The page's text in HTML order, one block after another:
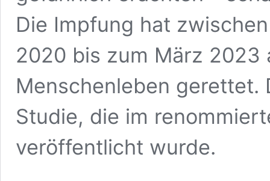
Die Impfung hat
2020 bis zum März 2023
Menschenleben gerettet.
Studie, die im
veröffentlicht wurde.